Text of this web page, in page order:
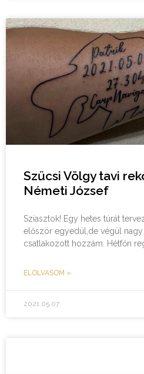
Szűcsi Völgy tavi
Németi József
Sziasztok! Egy hetes túrát
először egyedül,de végül
csatlakozott hozzám. Hétfőn
ELOLVASOM »
2021.05.07.